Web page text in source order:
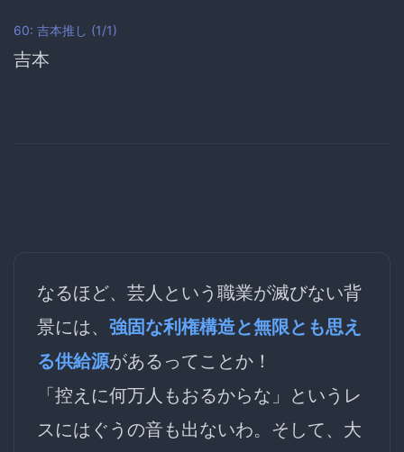
60: 吉本推し (1/1)
吉本
なるほど、芸人という職業が滅びない背
景には、 強固な利権構造と無限とも思え
る供給源があるってことか！
「控えに何万人もおるからな」というレ
スにはぐうの音も出ないわ。そして、大